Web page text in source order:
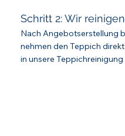
Schritt 2: Wir
Nach Angebotserstellung
nehmen den Teppich
in unsere Teppichreinigung